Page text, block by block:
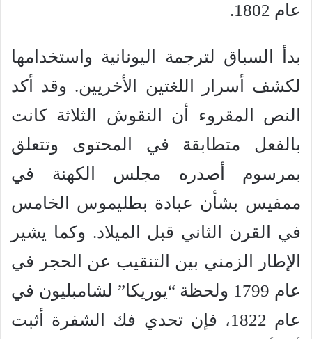
عام 1802.
بدأ السباق لترجمة اليونانية واستخدامها
لكشف أسرار اللغتين الأخريين. وقد أكد
النص المقروء أن النقوش الثلاثة كانت
بالفعل متطابقة في المحتوى وتتعلق
بمرسوم أصدره مجلس الكهنة في
ممفيس بشأن عبادة بطليموس الخامس
في القرن الثاني قبل الميلاد. وكما يشير
الإطار الزمني بين التنقيب عن الحجر في
عام 1799 ولحظة “يوريكا” لشامبليون في
عام 1822، فإن تحدي فك الشفرة أثبت